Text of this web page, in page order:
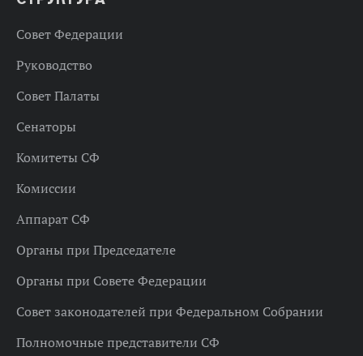
Совет Федерации
Руководство
Совет Палаты
Сенаторы
Комитеты СФ
Комиссии
Аппарат СФ
Органы при Председателе
Органы при Совете Федерации
Совет законодателей при Федеральном Собрании
Полномочные представители СФ